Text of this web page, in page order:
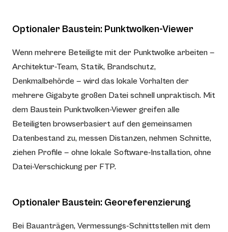
Optionaler Baustein: Punktwolken-Viewer
Wenn mehrere Beteiligte mit der Punktwolke arbeiten —
Architektur-Team, Statik, Brandschutz,
Denkmalbehörde — wird das lokale Vorhalten der
mehrere Gigabyte großen Datei schnell unpraktisch. Mit
dem Baustein Punktwolken-Viewer greifen alle
Beteiligten browserbasiert auf den gemeinsamen
Datenbestand zu, messen Distanzen, nehmen Schnitte,
ziehen Profile — ohne lokale Software-Installation, ohne
Datei-Verschickung per FTP.
Optionaler Baustein: Georeferenzierung
Bei Bauanträgen, Vermessungs-Schnittstellen mit dem